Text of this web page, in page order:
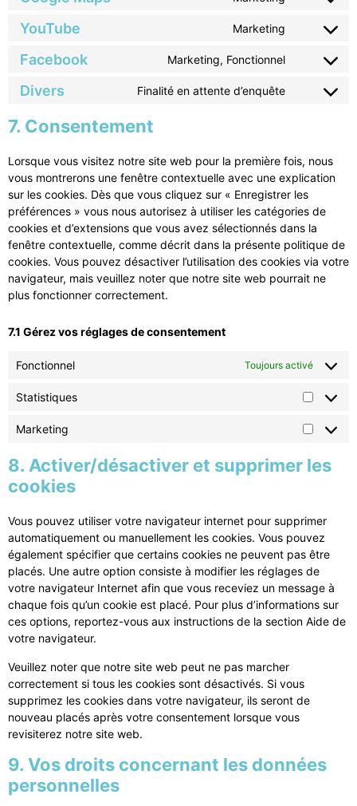
YouTube Marketing
Facebook Marketing, Fonctionnel
Divers Finalité en attente d’enquête
7. Consentement
Lorsque vous visitez notre site web pour la première fois, nous
vous montrerons une fenêtre contextuelle avec une explication
sur les cookies. Dès que vous cliquez sur « Enregistrer les
préférences » vous nous autorisez à utiliser les catégories de
cookies et d’extensions que vous avez sélectionnés dans la
fenêtre contextuelle, comme décrit dans la présente politique de
cookies. Vous pouvez désactiver l’utilisation des cookies via votre
navigateur, mais veuillez noter que notre site web pourrait ne
plus fonctionner correctement.
7.1 Gérez vos réglages de consentement
Fonctionnel Toujours activé
Statistiques
Marketing
8. Activer/désactiver et supprimer les
cookies
Vous pouvez utiliser votre navigateur internet pour supprimer
automatiquement ou manuellement les cookies. Vous pouvez
également spécifier que certains cookies ne peuvent pas être
placés. Une autre option consiste à modifier les réglages de
votre navigateur Internet afin que vous receviez un message à
chaque fois qu’un cookie est placé. Pour plus d’informations sur
ces options, reportez-vous aux instructions de la section Aide de
votre navigateur.
Veuillez noter que notre site web peut ne pas marcher
correctement si tous les cookies sont désactivés. Si vous
supprimez les cookies dans votre navigateur, ils seront de
nouveau placés après votre consentement lorsque vous
revisiterez notre site web.
9. Vos droits concernant les données
personnelles